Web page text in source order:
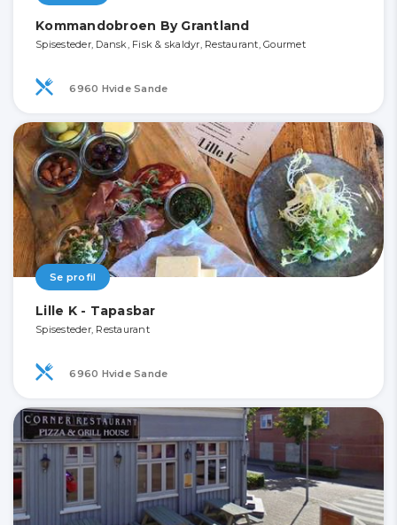
Kommandobroen By Grantland
Spisesteder, Dansk, Fisk & skaldyr, Restaurant, Gourmet
6960 Hvide Sande
Se profil
Lille K - Tapasbar
Spisesteder, Restaurant
6960 Hvide Sande